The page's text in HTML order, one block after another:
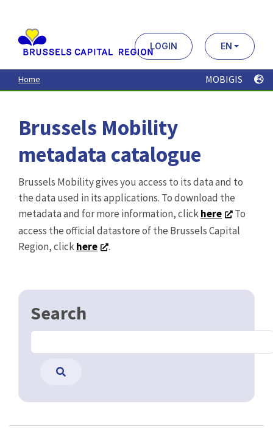
contenu
principal
LOGIN EN
Home MOBIGIS
Brussels Mobility
metadata catalogue
Brussels Mobility gives you access to its data and to
the data used in its applications. To download the
metadata and for more information, clickhere
To
access the official datastore of the Brussels Capital
Region, clickhere .
Search